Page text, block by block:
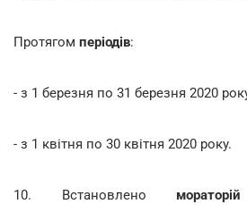
Протягом періодів:
- з 1 березня по 31 березня 2020
- з 1 квітня по 30 квітня 2020 року.
10. Встановлено